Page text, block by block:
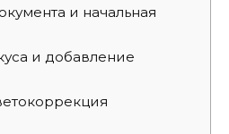
и начальная
и добавление